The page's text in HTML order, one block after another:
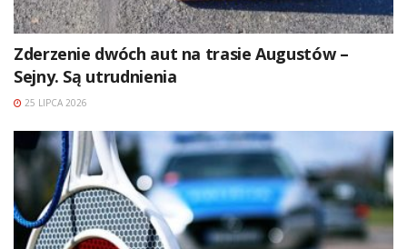
Zderzenie dwóch aut na trasie Augustów –
Sejny. Są utrudnienia
25 LIPCA 2026